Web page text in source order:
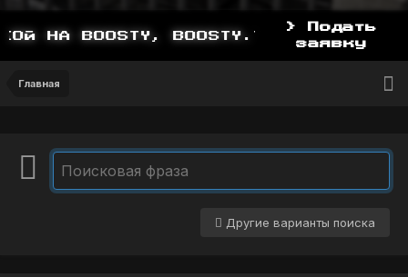
BOOSTY.TO/YDDY
> Подать
заявку
Главная
Другие варианты поиска